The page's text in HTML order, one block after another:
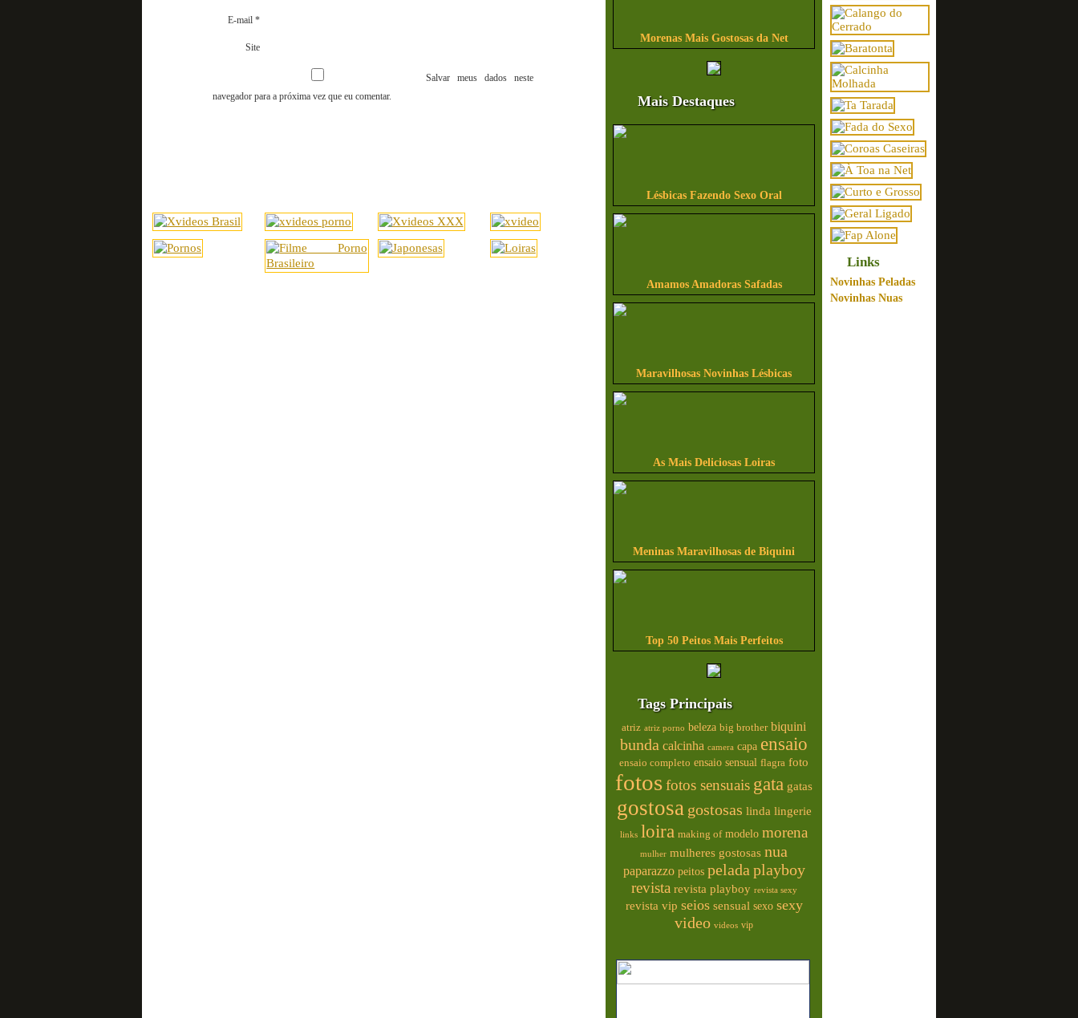
E-mail *
Site
Salvar meus dados neste
navegador para a próxima vez que eu comentar.
Morenas Mais Gostosas da Net
Mais Destaques
Lésbicas Fazendo Sexo Oral
Amamos Amadoras Safadas
Maravilhosas Novinhas Lésbicas
As Mais Deliciosas Loiras
Meninas Maravilhosas de Biquini
Top 50 Peitos Mais Perfeitos
Tags Principais
atriz atriz porno beleza big brother biquini
bunda calcinha camera capa ensaio
ensaio completo ensaio sensual flagra foto
fotosfotos sensuais gata gatas
gostosa gostosas linda lingerie
links loira making of modelo morena
mulher mulheres gostosas nua
paparazzo peitos pelada playboy
revista revista playboy revista sexy
revista vip seios sensual sexo sexy
video videos vip
Links
Novinhas Peladas
Novinhas Nuas